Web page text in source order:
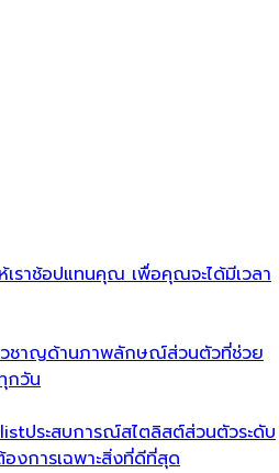
เราช้อปแทนคุณ เพื่อคุณจะได้มีเวลา
วชาญด้านภาพลักษณ์ส่วนตัวที่ช่วย
กวัน
ประสบการณ์สไตลิสต์ส่วนตัวระดับ
งการเฉพาะสิ่งที่ดีที่สุด